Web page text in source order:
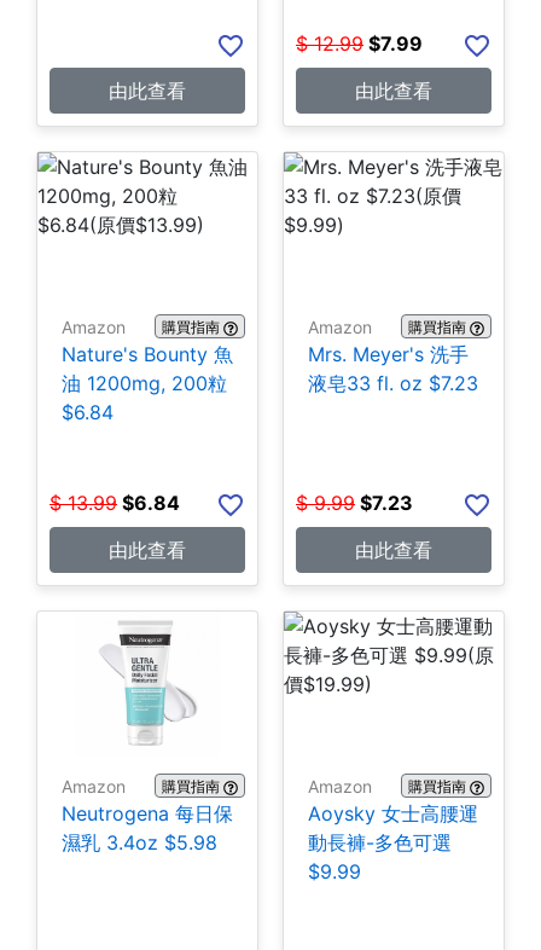
由此查看
$ 12.99 $7.99
由此查看
Amazon 購買指南
Nature's Bounty 魚
油 1200mg, 200粒
$6.84
$ 13.99 $6.84
由此查看
Amazon 購買指南
Mrs. Meyer's 洗手
液皂33 fl. oz $7.23
$ 9.99 $7.23
由此查看
Amazon 購買指南
Neutrogena 每日保
濕乳 3.4oz $5.98
Amazon 購買指南
Aoysky 女士高腰運
動長褲-多色可選
$9.99